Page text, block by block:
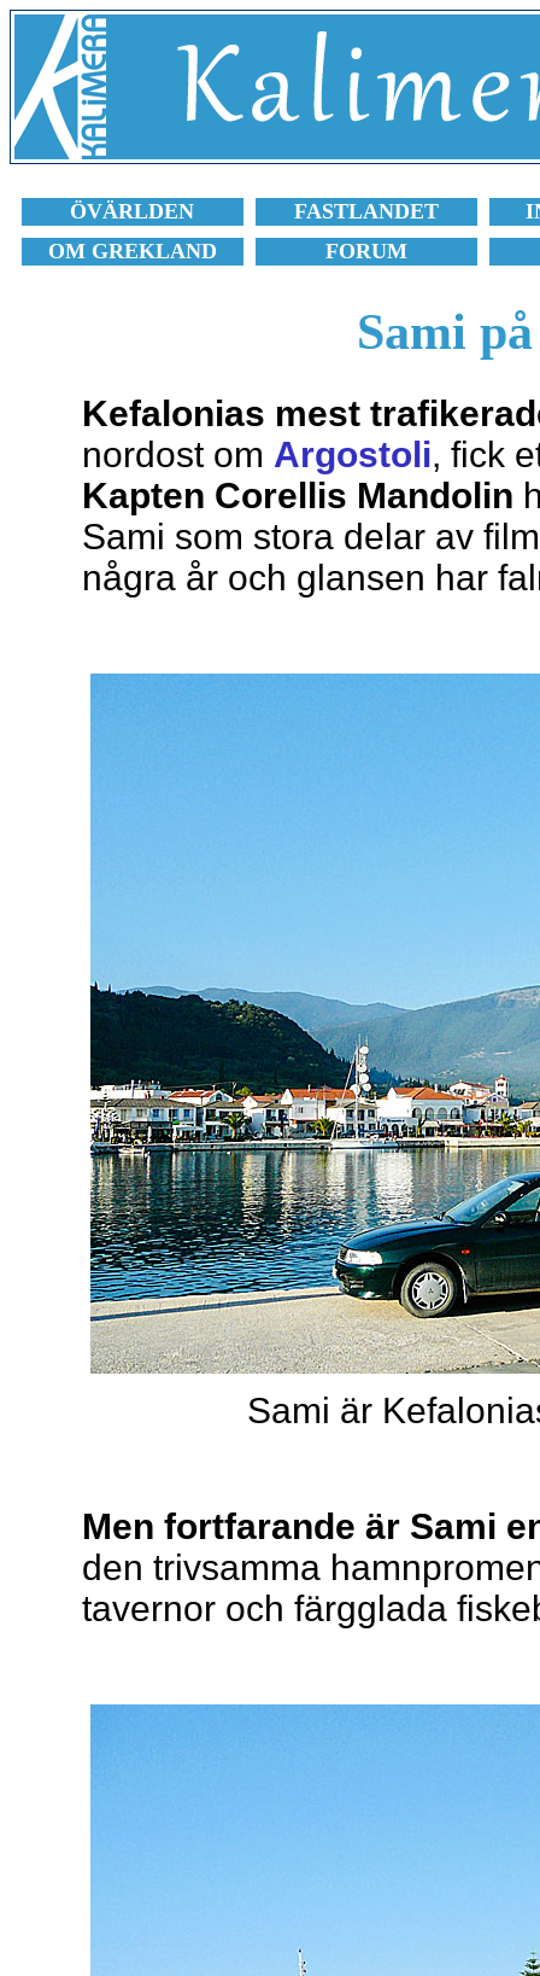
ÖVÄRLDEN FASTLANDET
OM GREKLAND
FORUM
Sami
Kefalonias mest
nordost om Argostoli, fick
Kapten Corellis Mandolin
Sami som stora delar av
några år och glansen har
Sami är
Men fortfarande är Sami
den trivsamma
tavernor och färgglada